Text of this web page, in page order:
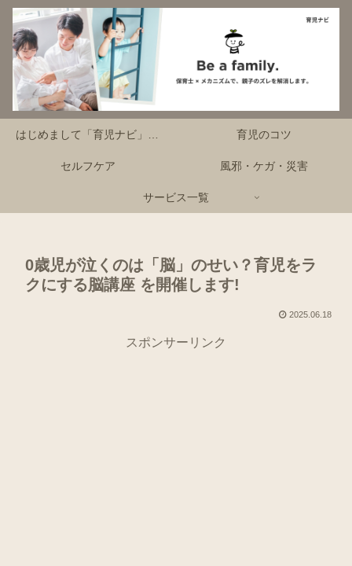
はじめまして「育児ナビ」です！ 育児のコツ
セルフケア 風邪・ケガ・災害
サービス一覧
0歳児が泣くのは「脳」のせい？育児をラ
クにする脳講座 を開催します!
2025.06.18
スポンサーリンク